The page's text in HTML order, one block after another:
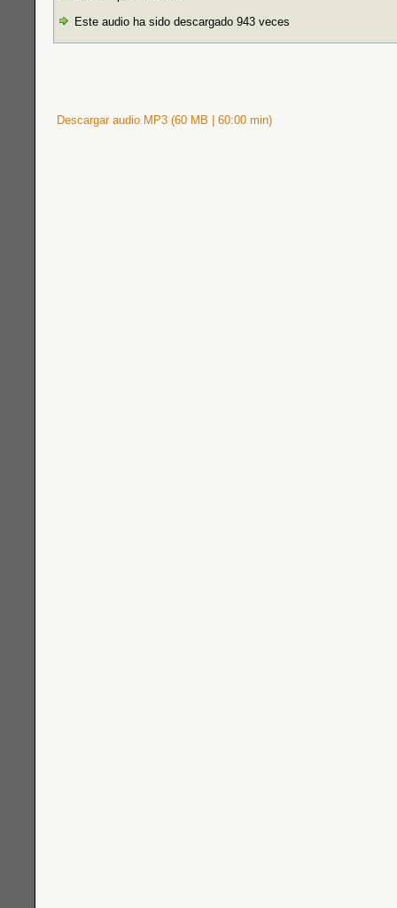
Este audio ha sido descargado 943 veces
Descargar audio MP3 (60 MB | 60:00 min)